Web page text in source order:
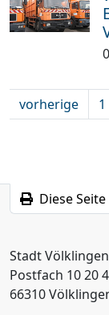
vorherige 1
Diese
Stadt Völklingen
Postfach 10 20
66310